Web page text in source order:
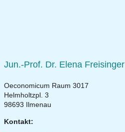
Jun.-Prof. Dr. Elena Freisinger
Oeconomicum Raum 3017
Helmholtzpl. 3
98693 Ilmenau
Kontakt: